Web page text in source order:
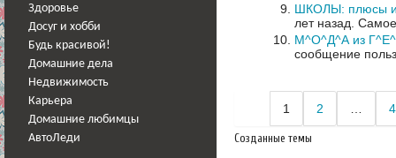
Здоровье
Досуг и хобби
Будь красивой!
Домашние дела
Недвижимость
Карьера
Домашние любимцы
АвтоЛеди
ШКОЛЫ: плюсы и
лет назад.
М^О^Д^А из
сообщение
1 2 4
Созданные темы